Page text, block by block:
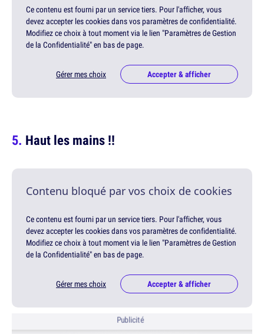
Ce contenu est fourni par un service tiers. Pour l'afficher, vous
devez accepter les cookies dans vos paramètres de confidentialité.
Modifiez ce choix à tout moment via le lien "Paramètres de Gestion
de la Confidentialité" en bas de page.
Gérer mes choix Accepter & afficher
Haut les mains !!
Contenu bloqué par vos choix de cookies
Ce contenu est fourni par un service tiers. Pour l'afficher, vous
devez accepter les cookies dans vos paramètres de confidentialité.
Modifiez ce choix à tout moment via le lien "Paramètres de Gestion
de la Confidentialité" en bas de page.
Gérer mes choix Accepter & afficher
Publicité